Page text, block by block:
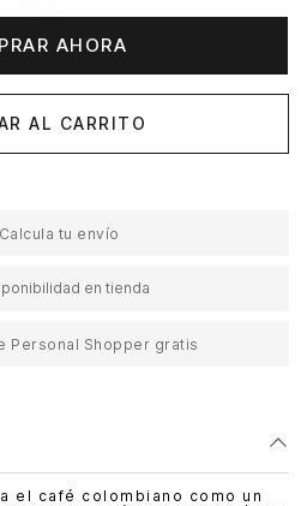
AHORA
AL CARRITO
Calcula tu envío
en tienda
Personal Shopper gratis
el café colombiano como un